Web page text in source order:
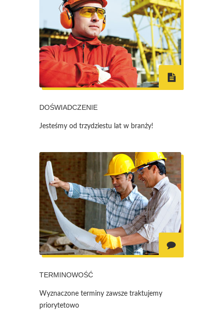
DOŚWIADCZENIE
Jesteśmy od trzydziestu lat w branży!
TERMINOWOŚĆ
Wyznaczone terminy zawsze traktujemy
priorytetowo